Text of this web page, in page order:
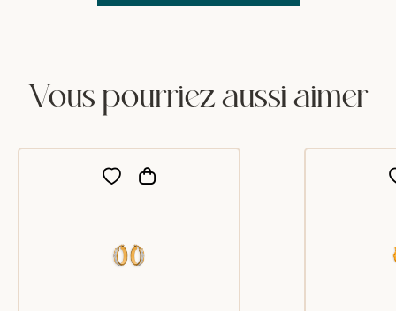
Vous pourriez aussi aimer